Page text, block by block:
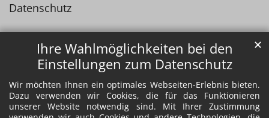
Ihre Wahlmöglichkeiten bei den
Einstellungen zum Datenschutz
Wir möchten Ihnen ein optimales Webseiten-Erlebnis bieten.
Dazu verwenden wir Cookies, die für das Funktionieren
unserer Website notwendig sind. Mit Ihrer Zustimmung
✕
Datenschutz